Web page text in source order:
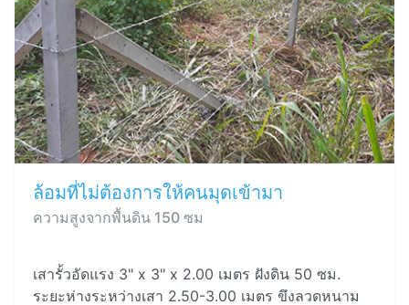
ล้อมที่ไม่ต้องการให้คนมุดเข้ามา
ความสูงจากพื้นดิน 150 ซม
เสารั้วอัดแรง 3" x 3" x 2.00 เมตร ฝังดิน 50 ซม.
ระยะห่างระหว่างเสา 2.50-3.00 เมตร ขึงลวดหนาม